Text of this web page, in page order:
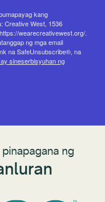
kang
Creative West, 1536
wearecreativewest.org/.
ng mga email
na SafeUnsubscribe®, na
sineserbisyuhan ng
ng